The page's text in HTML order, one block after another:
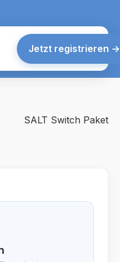
Warenkorb enthält 0
Jetzt registrieren →
SALT Switch Paket